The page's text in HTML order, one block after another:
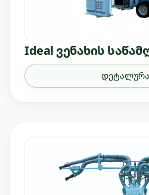
Ideal ვენახის